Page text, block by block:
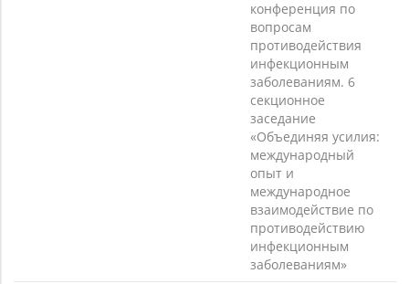
конференция по
вопросам
противодействия
инфекционным
заболеваниям. 6
секционное
заседание
«Объединяя усилия:
международный
опыт и
международное
взаимодействие по
противодействию
инфекционным
заболеваниям»